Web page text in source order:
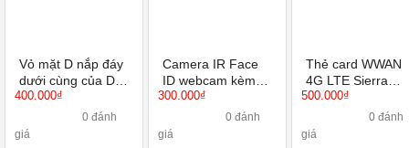
Vỏ mặt D nắp đáy
dưới cùng của Dell
Latitude 5480
400.000₫
0 đánh
giá
Camera IR Face
ID webcam kèm
míc nắp cho Dell
Latitude E5470
5480 5490
300.000₫
0 đánh
giá
Thẻ card WWAN
4G LTE Sierra
Wireless EM7455
dùng cho DELL
500.000₫
0 đánh
giá